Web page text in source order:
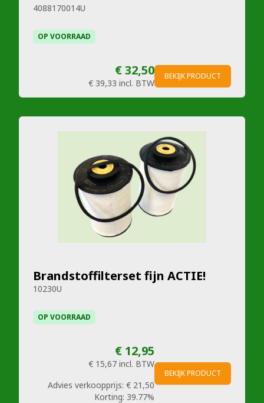
4088170014U
OP VOORRAAD
€ 32,50
€ 39,33 incl. BTW
BEKIJK PRODUCT
Brandstoffilterset fijn ACTIE!
10230U
OP VOORRAAD
€ 12,95
€ 15,67 incl. BTW
Advies verkoopprijs: € 21,50
Korting: 39.77%
BEKIJK PRODUCT